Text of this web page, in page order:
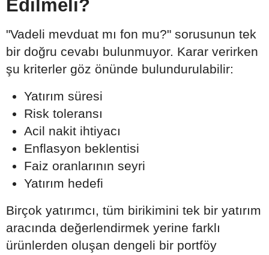
Edilmeli?
"Vadeli mevduat mı fon mu?" sorusunun tek
bir doğru cevabı bulunmuyor. Karar verirken
şu kriterler göz önünde bulundurulabilir:
Yatırım süresi
Risk toleransı
Acil nakit ihtiyacı
Enflasyon beklentisi
Faiz oranlarının seyri
Yatırım hedefi
Birçok yatırımcı, tüm birikimini tek bir yatırım
aracında değerlendirmek yerine farklı
ürünlerden oluşan dengeli bir portföy